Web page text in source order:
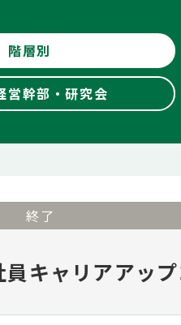
階層別
営幹部・研究会
終了
キャリアアップ